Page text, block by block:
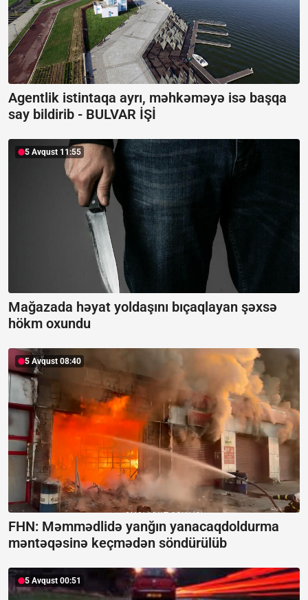
Agentlik istintaqa ayrı, məhkəməyə isə başqa
say bildirib - BULVAR İŞİ
5 Avqust 11:55
Mağazada həyat yoldaşını bıçaqlayan şəxsə
hökm oxundu
5 Avqust 08:40
FHN: Məmmədlidə yanğın yanacaqdoldurma
məntəqəsinə keçmədən söndürülüb
5 Avqust 00:51